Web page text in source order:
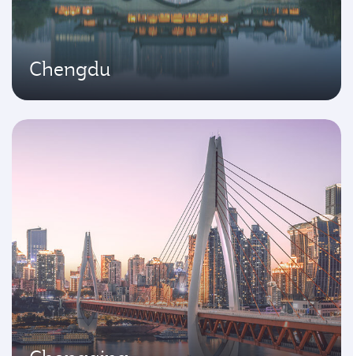
Chengdu